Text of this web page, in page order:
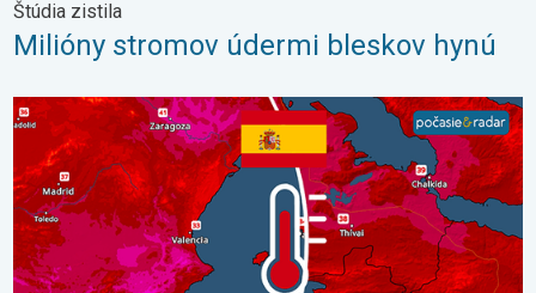
Štúdia zistila
Milióny stromov údermi bleskov hynú
V južnej Európe vrcholia ďalšie horúčavy. Až 45 °C. . . streda